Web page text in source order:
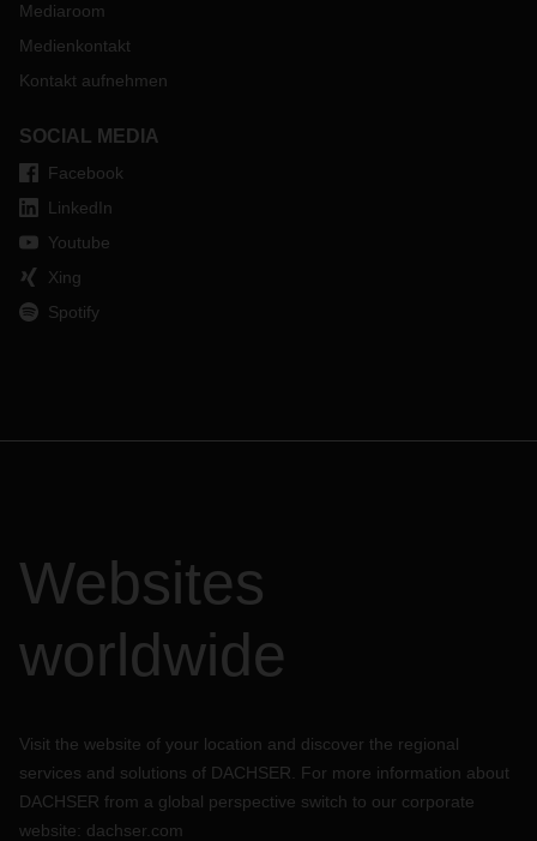
Mediaroom
Medienkontakt
Kontakt aufnehmen
SOCIAL MEDIA
Facebook
LinkedIn
Youtube
Xing
Spotify
Websites
worldwide
Visit the website of your location and discover the regional
services and solutions of DACHSER. For more information about
DACHSER from a global perspective switch to our corporate
website: dachser.com